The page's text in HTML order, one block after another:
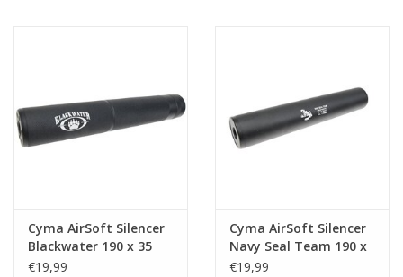
Cyma AirSoft Silencer
Blackwater 190 x 35
mm - BK
€19,99
Cyma AirSoft Silencer
Navy Seal Team 190 x
35 mm - BK
€19,99